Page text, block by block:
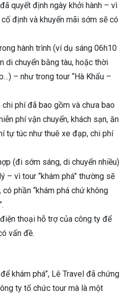
quyết định ngày khởi hành – vì
định và khuyến mãi sớm sẽ có
hành trình (ví dụ sáng 06h10
di chuyển bằng tàu, hoặc thời
– như trong tour “Hà Khẩu –
chi phí đã bao gồm và chưa bao
phí vận chuyển, khách sạn, ăn
tự túc như thuê xe đạp, chi phí
(đi sớm sáng, di chuyển nhiều)
– vì tour “khám phá” thường sẽ
phần “khám phá chứ không
thoại hỗ trợ của công ty để
vấn đề.
khám phá”, Lê Travel đã chứng
ty tổ chức tour mà là một